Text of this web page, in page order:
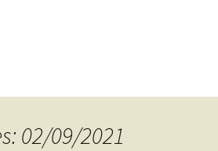
02/09/2021